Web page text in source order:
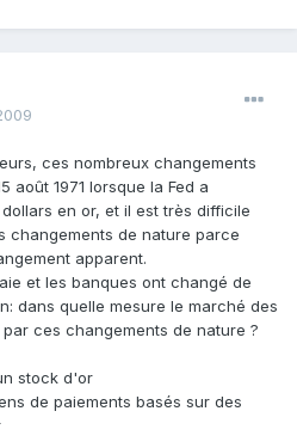
ces nombreux changements
août 1971 lorsque la Fed a
en or, et il est très difficile
changements de nature parce
apparent.
et les banques ont changé de
dans quelle mesure le marché des
ces changements de nature ?
stock d'or
de paiements basés sur des